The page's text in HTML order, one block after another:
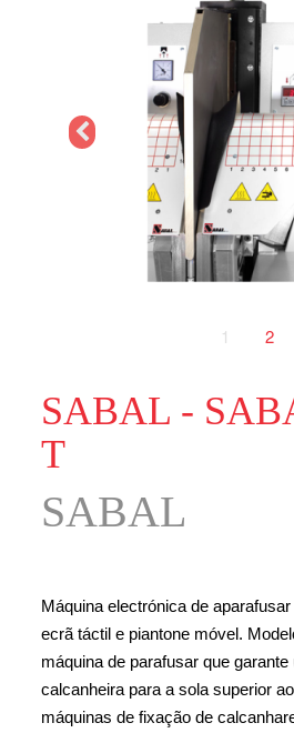
1 2
SABAL -
T
SABAL
Máquina electrónica de
ecrã táctil e piantone móvel.
máquina de parafusar que
calcanheira para a sola superior
máquinas de fixação de